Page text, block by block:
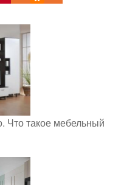
Что такое мебельный